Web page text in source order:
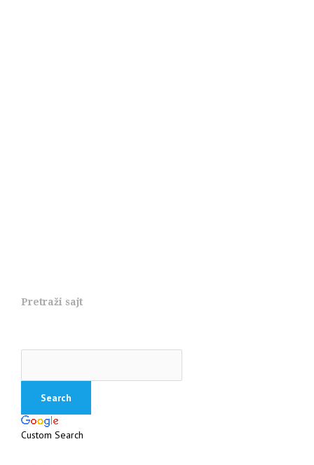
Pretraži sajt
Custom Search